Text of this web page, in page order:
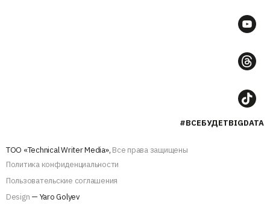
#ВСЕБУДЕТBIGDATA
ТОО «Technical Writer Media», Все права защищены
Политика конфиденциальности
Пользовательские соглашения
Design — Yaro Golyev